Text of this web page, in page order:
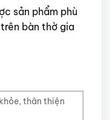
sản phẩm phù
bàn thờ gia
thân thiện